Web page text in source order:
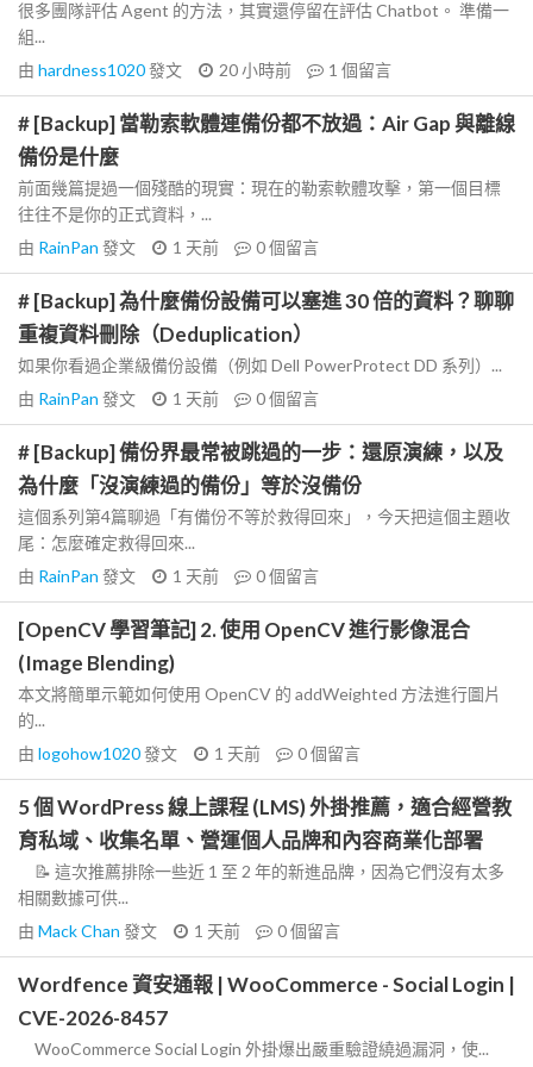
很多團隊評估 Agent 的方法，其實還停留在評估 Chatbot。 準備一
組...
由 hardness1020發文 20 小時前 1 個留言
# [Backup] 當勒索軟體連備份都不放過：Air Gap 與離線
備份是什麼
前面幾篇提過一個殘酷的現實：現在的勒索軟體攻擊，第一個目標
往往不是你的正式資料，...
由 RainPan 發文 1 天前 0個留言
# [Backup] 為什麼備份設備可以塞進 30 倍的資料？聊聊
重複資料刪除（Deduplication）
如果你看過企業級備份設備（例如 Dell PowerProtect DD 系列）...
由 RainPan 發文 1 天前 0個留言
# [Backup] 備份界最常被跳過的一步：還原演練，以及
為什麼「沒演練過的備份」等於沒備份
這個系列第4篇聊過「有備份不等於救得回來」，今天把這個主題收
尾：怎麼確定救得回來...
由 RainPan 發文 1 天前 0個留言
[OpenCV 學習筆記] 2. 使用 OpenCV 進行影像混合
(Image Blending)
本文將簡單示範如何使用 OpenCV 的 addWeighted 方法進行圖片
的...
由 logohow1020發文 1 天前 0個留言
5 個 WordPress 線上課程 (LMS) 外掛推薦，適合經營教
育私域、收集名單、營運個人品牌和內容商業化部署
📝 這次推薦排除一些近 1 至 2 年的新進品牌，因為它們沒有太多
相關數據可供...
由 Mack Chan 發文 1 天前 0個留言
Wordfence 資安通報 | WooCommerce - Social Login |
CVE-2026-8457
WooCommerce Social Login 外掛爆出嚴重驗證繞過漏洞，使...